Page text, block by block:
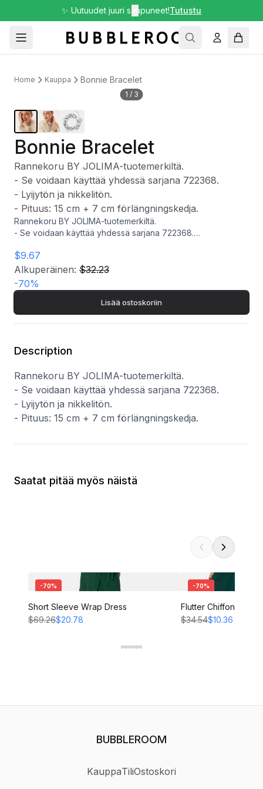
✨ Uutuudet juuri saapuneet!Tutustu
Home Kauppa Bonnie Bracelet
1 / 3
Bonnie Bracelet
Rannekoru BY JOLIMA-tuotemerkiltä.
- Se voidaan käyttää yhdessä sarjana 722368.
- Lyijytön ja nikkelitön.
- Pituus: 15 cm + 7 cm förlängningskedja.
Rannekoru BY JOLIMA-tuotemerkiltä.
- Se voidaan käyttää yhdessä sarjana 722368.
- Pituus: 15 cm + 7 cm förlängningskedja.
$9.67
Alkuperäinen: $32.23
-70%
Lisää ostoskoriin
Description
Rannekoru BY JOLIMA-tuotemerkiltä.
- Se voidaan käyttää yhdessä sarjana 722368.
- Lyijytön ja nikkelitön.
- Pituus: 15 cm + 7 cm förlängningskedja.
Saatat pitää myös näistä
-70%
Short Sleeve Wrap Dress
$69.26$20.78
-70%
Flutter Chiffon Dress
$34.54$10.36
BUBBLEROOM
KauppaTiliOstoskori